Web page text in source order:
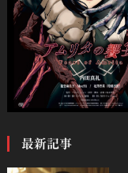
最新記事